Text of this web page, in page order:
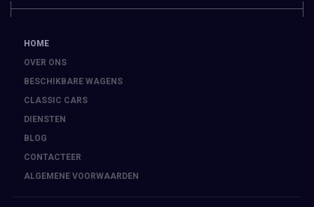
HOME
OVER ONS
BESCHIKBARE WAGENS
CLASSIC CARS
DIENSTEN
BLOG
CONTACTEER
ALGEMENE VOORWAARDEN